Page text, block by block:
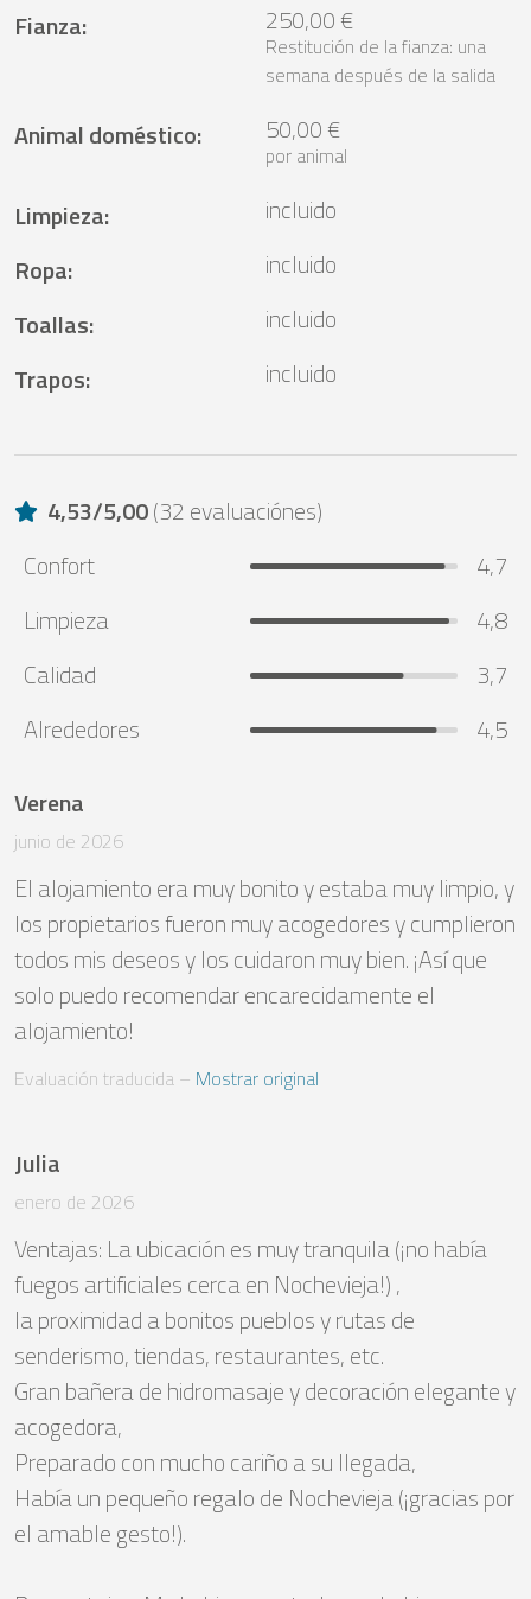
Fianza: 250,00 €
Restitución de la fianza: una
semana después de la salida
Animal doméstico: 50,00 €
por animal
Limpieza:
incluido
Ropa:
incluido
Toallas:
incluido
Trapos: incluido
4,53/5,00(32 evaluaciónes)
Confort
4,7
Limpieza
4,8
Calidad
3,7
Alrededores
4,5
Verena
junio de 2026
El alojamiento era muy bonito y estaba muy limpio, y
los propietarios fueron muy acogedores y cumplieron
todos mis deseos y los cuidaron muy bien. ¡Así que
solo puedo recomendar encarecidamente el
alojamiento!
Evaluación traducida – Mostrar original
Julia
enero de 2026
Ventajas: La ubicación es muy tranquila (¡no había
fuegos artificiales cerca en Nochevieja!) ,
la proximidad a bonitos pueblos y rutas de
senderismo, tiendas, restaurantes, etc.
Gran bañera de hidromasaje y decoración elegante y
acogedora,
Preparado con mucho cariño a su llegada,
Había un pequeño regalo de Nochevieja (¡gracias por
el amable gesto!).